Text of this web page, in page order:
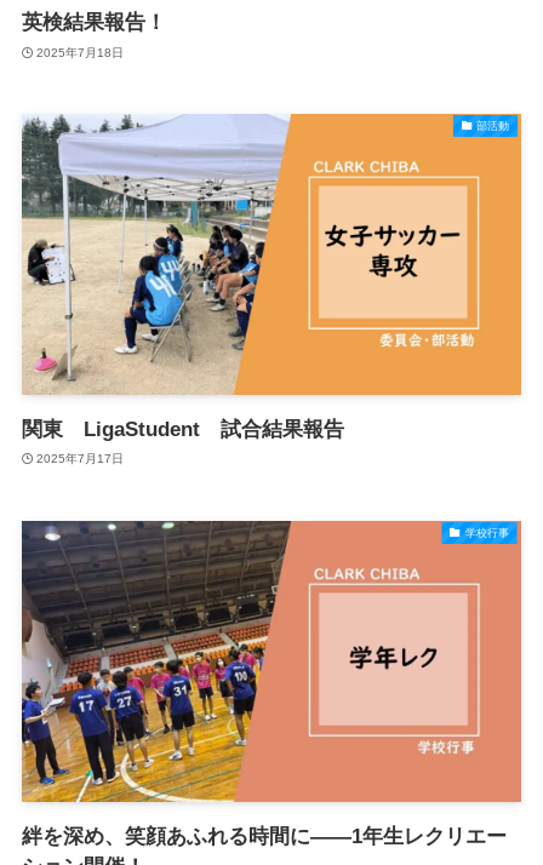
英検結果報告！
2025年7月18日
部活動
関東 LigaStudent 試合結果報告
2025年7月17日
学校行事
絆を深め、笑顔あふれる時間に——1年生レクリエー